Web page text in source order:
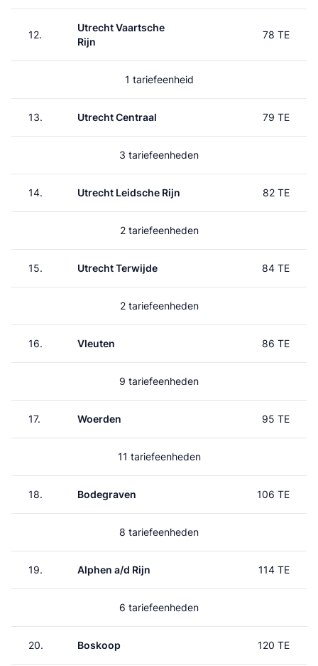
12.
Utrecht Vaartsche
Rijn
78 TE
1 tariefeenheid
13. Utrecht Centraal 79 TE
3 tariefeenheden
14. Utrecht Leidsche Rijn 82 TE
2 tariefeenheden
15. Utrecht Terwijde 84 TE
2 tariefeenheden
16. Vleuten 86 TE
9 tariefeenheden
17. Woerden 95 TE
11 tariefeenheden
18. Bodegraven 106 TE
8 tariefeenheden
19. Alphen a/d Rijn 114 TE
6 tariefeenheden
20. Boskoop 120 TE